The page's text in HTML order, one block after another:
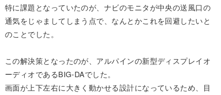
特に課題となっていたのが、ナビのモニタが中央の送風口の
通気をじゃましてしまう点で、なんとかこれを回避したいと
のことでした。
この解決策となったのが、アルパインの新型ディスプレイオ
ーディオであるBIG-DAでした。
画面が上下左右に大きく動かせる設計になっているため、目